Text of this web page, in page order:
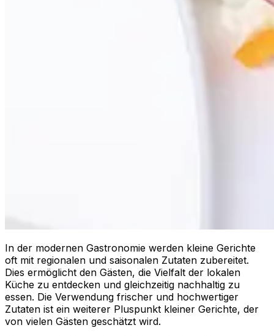
In der modernen Gastronomie werden kleine Gerichte
oft mit regionalen und saisonalen Zutaten zubereitet.
Dies ermöglicht den Gästen, die Vielfalt der lokalen
Küche zu entdecken und gleichzeitig nachhaltig zu
essen. Die Verwendung frischer und hochwertiger
Zutaten ist ein weiterer Pluspunkt kleiner Gerichte, der
von vielen Gästen geschätzt wird.